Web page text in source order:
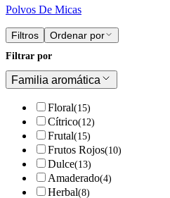
Polvos De Micas
Filtros Ordenar por
Filtrar por
Familia aromática
Floral(15)
Cítrico(12)
Frutal(15)
Frutos Rojos(10)
Dulce(13)
Amaderado(4)
Herbal(8)